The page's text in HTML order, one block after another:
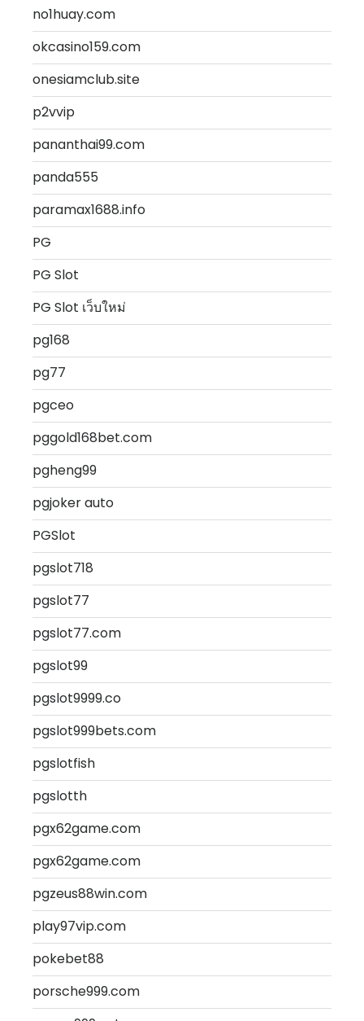
no1huay.com
okcasino159.com
onesiamclub.site
p2vvip
pananthai99.com
panda555
paramax1688.info
PG
PG Slot
PG Slot เว็บใหม่
pg168
pg77
pgceo
pggold168bet.com
pgheng99
pgjoker auto
PGSlot
pgslot718
pgslot77
pgslot77.com
pgslot99
pgslot9999.co
pgslot999bets.com
pgslotfish
pgslotth
pgx62game.com
pgx62game.com
pgzeus88win.com
play97vip.com
pokebet88
porsche999.com